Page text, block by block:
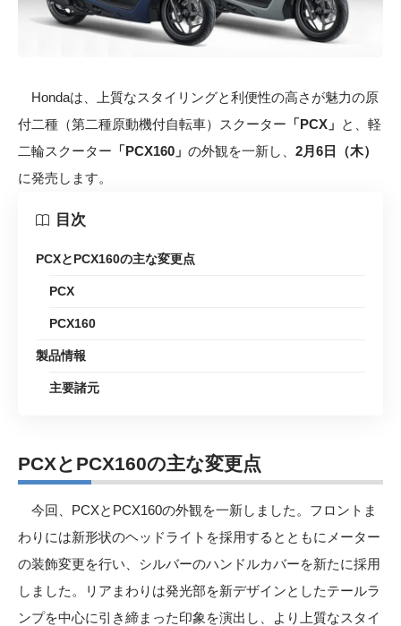
Hondaは、上質なスタイリングと利便性の高さが魅力の原
付二種（第二種原動機付自転車）スクーター 「PCX」 と、軽
二輪スクーター 「PCX160」 の外観を一新し、 2月6日（木）
に発売します。
目次
PCXとPCX160の主な変更点
PCX
PCX160
製品情報
主要諸元
PCXとPCX160の主な変更点
今回、PCXとPCX160の外観を一新しました。フロントま
わりには新形状のヘッドライトを採用するとともにメーター
の装飾変更を行い、シルバーのハンドルカバーを新たに採用
しました。リアまわりは発光部を新デザインとしたテールラ
ンプを中心に引き締まった印象を演出し、より上質なスタイ